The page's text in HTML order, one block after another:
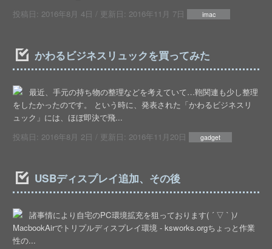
投稿日: 2016年8月 4日 / 更新日: 2016年11月 7日 imac
かわるビジネスリュックを買ってみた
最近、手元の持ち物の整理などを考えていて…鞄関連も少し整理
をしたかったのです。 という時に、発表された「かわるビジネスリ
ュック」には、ほぼ即決で飛...
投稿日: 2016年8月 2日 / 更新日: 2016年11月20日 gadget
USBディスプレイ追加、その後
諸事情により自宅のPC環境拡充を狙っております( ´ ▽ ` )ﾉ
MacbookAirでトリプルディスプレイ環境 - ksworks.orgちょっと作業
性の...